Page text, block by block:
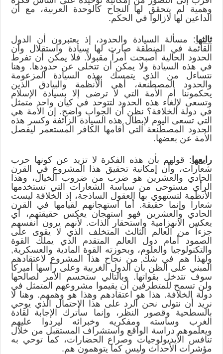
وهمية لم يتحقق لها النجاح كالوحدة العربية، مع أن
الداعين لها لازالوا في الحكم.
ثالثها: مسألة السيادة والحدود، إذ يعتبرون أن الدول
القائمة في المنطقة صارت لها سيادة واستقلال وأن
الحدود الحالية أصبحت أمراً مقبولاً. فلا يمكن أن تفرط
في هذه السيادة ولا يمكن أن تتخلى عن حدودها. وهنا
نتساءل من الذي يتمسك بهذه السيادة المزعومة
والحدود المصطنعة، أهي الأنظمة والبيادق الذين
يحكموننا أم الأمة التي لا ترضى إلا بسيادة الإسلام
وتسعى لإلغاء هذه الحدود لتتوحد في كيان واحد متمثل
في دولة الخلافة؟ نظن أن الجواب واضح. إن الأمة هي
التي تسعى اليوم لإبطال هذه السيادة الزائفة وكسر هذه
الحدود المصطنعة التي أقامها الكافر المستعمر ليفصل
الأمة عن بعضها.
رابعها: قولهم بأن هذه الفكرة لا تزيد عن كونها حرب
شعارات، وأن إمكانية تحقيق هذا المشروع في القرن
الحادي والعشرين هو ضرب من ضروب الخيال، وهذا
الرأي مستوحى من سياسة الشعارات التي تستخدمها
الأنظمة لتستهوي بها العقول الساذجة، إذ الخلافة ليست
شعاراً وإنما حقيقة. أما استهجانهم لقيامها في القرن
الحادي والعشرين فهو استهجان يعكس حقيقتهم، أي
يعكس الانهزامية واستحقار الذات. لأنهم يرون أنفسهم
جزءاً من العالم الثالث المتخلف الذي لا يقوى على
الصمود أمام دول العالم المتقدم الذي يملك القوة
والتكنولوجيا والعلوم، وبحوزته القوة المادية والعسكرية,
ولهذا هم في شك من نجاح هذا المشروع لاعتقادهم
المبني على الظن بأن الدول الغربية وعلى رأسها أميركا
سوف تتدخل بقواتها. وبالتالي ستحسم الأمر لصالحها
ولن تسمح للمتطرفين أن يقيموا مشروعهم المتمثل في
دولة الخلافة. هذا هو اعتقادهم وهذا هو وهمهم. وهنا لا
نريد أن نتولى نحن الرد على هذا الاحتمال الذي يوحي
بالسطحية وقصور النظر، وإنما سأترك الإجابة لقادة
الغرب وساسته ومفكريه وخبرائه ليردوا عليهم
ويعلموهم دراسة الواقع واستشراف المستقبل من خلال
تنافس الأيديولوجيات وصراع الحضارات، كما توحي به
مؤشرات الأحداث وليس كما يتوهمون هم.